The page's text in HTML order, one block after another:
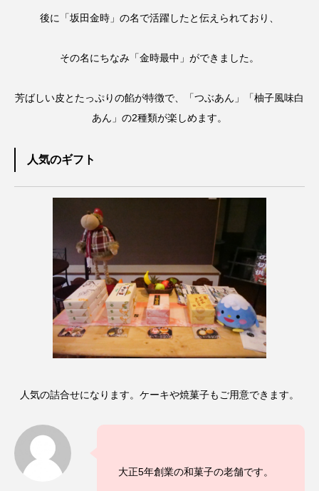
後に「坂田金時」の名で活躍したと伝えられており、
その名にちなみ「金時最中」ができました。
芳ばしい皮とたっぷりの餡が特徴で、「つぶあん」「柚子風味白
あん」の2種類が楽しめます。
人気のギフト
人気の詰合せになります。ケーキや焼菓子もご用意できます。
大正5年創業の和菓子の老舗です。